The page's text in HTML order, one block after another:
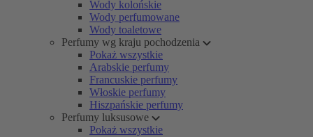
Wody kolońskie
Wody perfumowane
Wody toaletowe
Perfumy wg kraju pochodzenia
Pokaż wszystkie
Arabskie perfumy
Francuskie perfumy
Włoskie perfumy
Hiszpańskie perfumy
Perfumy luksusowe
Pokaż wszystkie